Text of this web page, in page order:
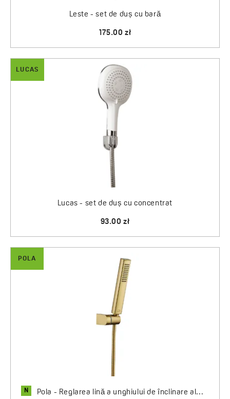
Leste - set de duș cu bară
175.00 zł
LUCAS
Lucas - set de duș cu concentrat
93.00 zł
POLA
N Pola - Reglarea lină a unghiului de înclinare al...